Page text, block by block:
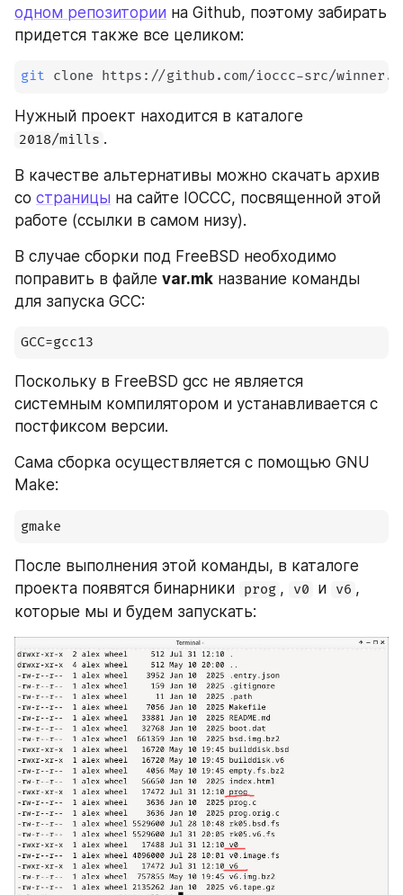
одном репозитории на Github, поэтому забирать
придется также все целиком:
git clone https://github.com/ioccc-src/
2018/mills .
В качестве альтернативы можно скачать архив
со страницы на сайте IOCCC, посвященной этой
работе (ссылки в самом низу).
В случае сборки под FreeBSD необходимо
поправить в файле var.mk название команды
для запуска GCC:
GCC=gcc13
Поскольку в FreeBSD gcc не является
системным компилятором и устанавливается с
постфиксом версии.
Сама сборка осуществляется с помощью GNU
Make:
gmake
После выполнения этой команды, в каталоге
проекта появятся бинарники prog , v0 и v6 ,
которые мы и будем запускать: